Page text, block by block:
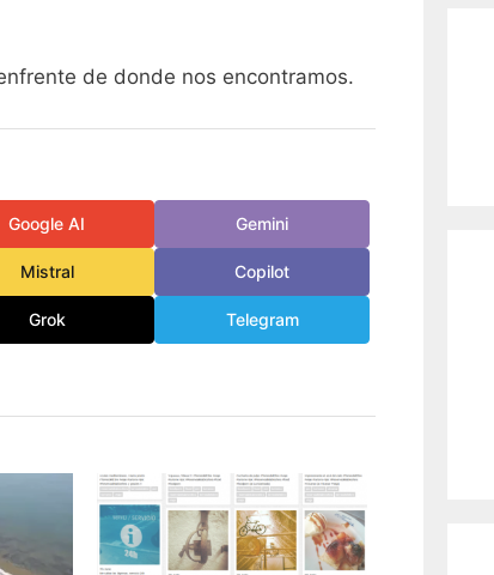
de donde nos encontramos.
Google AI Gemini
Mistral Copilot
Grok Telegram